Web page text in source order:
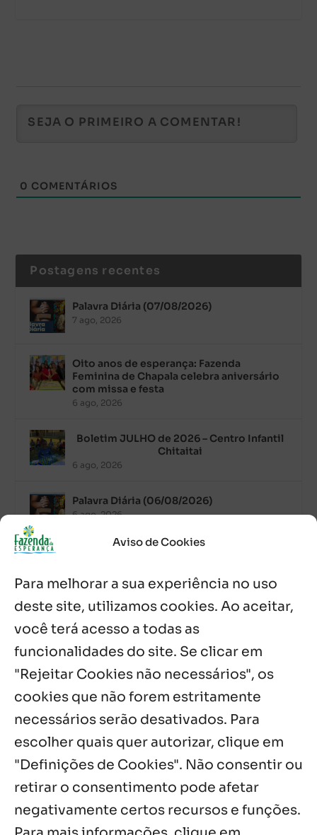
Aviso de Cookies
Para melhorar a sua experiência no uso
deste site, utilizamos cookies. Ao aceitar,
você terá acesso a todas as
funcionalidades do site. Se clicar em
"Rejeitar Cookies não necessários", os
cookies que não forem estritamente
necessários serão desativados. Para
escolher quais quer autorizar, clique em
"Definições de Cookies". Não consentir ou
retirar o consentimento pode afetar
negativamente certos recursos e funções.
0 COMENTÁRIOS
Postagens recentes
Palavra Diária (07/08/2026)
7 ago, 2026
Oito anos de esperança: Fazenda
Feminina de Chapala celebra aniversário
com missa e festa
6 ago, 2026
Boletim JULHO de 2026 – Centro Infantil
Chitaitai
6 ago, 2026
Palavra Diária (06/08/2026)
6 ago, 2026
de Guadalajara
Fazenda Dom Mário comemora 5 anos
com testemunhos e missa em São
Cristóvão
5 ago, 2026
Notícias por Categoria
Próximos Eventos